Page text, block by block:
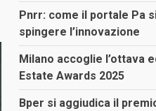
Pnrr: come il portale Pa
spingere l’innovazione
Milano accoglie l’ottava
Estate Awards 2025
Bper si aggiudica il